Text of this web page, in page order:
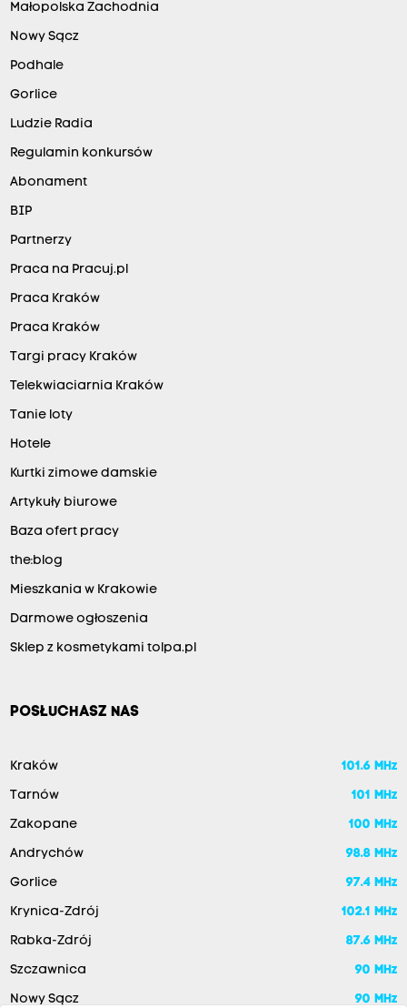
Małopolska Zachodnia
Nowy Sącz
Podhale
Gorlice
Ludzie Radia
Regulamin konkursów
Abonament
BIP
Partnerzy
Praca na Pracuj.pl
Praca Kraków
Praca Kraków
Targi pracy Kraków
Telekwiaciarnia Kraków
Tanie loty
Hotele
Kurtki zimowe damskie
Artykuły biurowe
Baza ofert pracy
the:blog
Mieszkania w Krakowie
Darmowe ogłoszenia
Sklep z kosmetykami tolpa.pl
POSŁUCHASZ NAS
Kraków 101.6 MHz
Tarnów 101 MHz
Zakopane 100 MHz
Andrychów 98.8 MHz
Gorlice 97.4 MHz
Krynica-Zdrój 102.1 MHz
Rabka-Zdrój 87.6 MHz
Szczawnica 90 MHz
Nowy Sącz 90 MHz